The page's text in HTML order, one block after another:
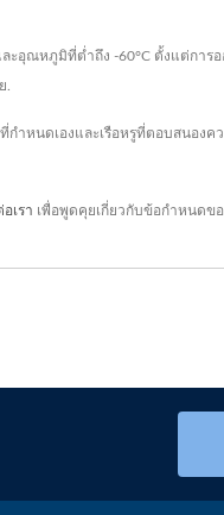
อุณหภูมิที่ต่ำถึง -60°C ตั้งแต่การอ
.
ำหนดเองและเรือหรูที่ตอบสนองค
เรา เพื่อพูดคุยเกี่ยวกับข้อกำหนดขอ